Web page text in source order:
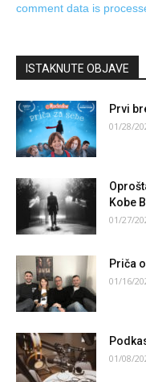
comment data is
ISTAKNUTE OBJAVE
Prvi
01/28/
Kobe
01/27/
Priča
01/16/
01/08/